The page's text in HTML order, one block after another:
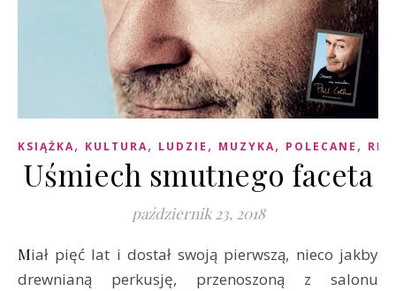
KSIĄŻKA, KULTURA, LUDZIE , MUZYKA, POLECANE ,
Uśmiech smutnego faceta
październik 23, 2018
Miał pięć lat i dostał swoją pierwszą, nieco jakby
drewnianą perkusję, przenoszoną z salonu